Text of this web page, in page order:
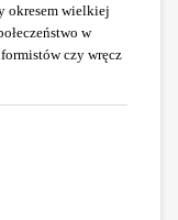
okresem wielkiej
w
czy wręcz